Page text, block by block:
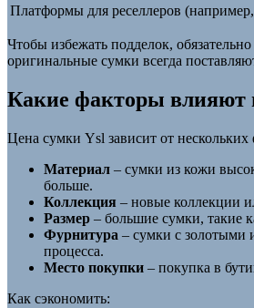
Платформы для реселлеров
Чтобы избежать подделок,
оригинальные сумки всегда
Какие факторы влияют
Цена сумки Ysl зависит от
Материал – сумки из кожи
больше.
Коллекция – новые коллекции
Размер – большие сумки, такие
Фурнитура – сумки с золотыми
процесса.
Место покупки – покупка в
Как сэкономить: